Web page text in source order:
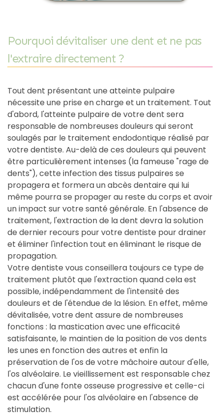
Pourquoi dévitaliser une dent et ne pas
l'extraire directement ?
Tout dent présentant une atteinte pulpaire
nécessite une prise en charge et un traitement. Tout
d'abord, l'atteinte pulpaire de votre dent sera
responsable de nombreuses douleurs qui seront
soulagés par le traitement endodontique réalisé par
votre dentiste. Au-delà de ces douleurs qui peuvent
être particulièrement intenses (la fameuse "rage de
dents"), cette infection des tissus pulpaires se
propagera et formera un abcès dentaire qui lui
même pourra se propager au reste du corps et avoir
un impact sur votre santé générale. En l'absence de
traitement, l'extraction de la dent devra la solution
de dernier recours pour votre dentiste pour drainer
et éliminer l'infection tout en éliminant le risque de
propagation.
Votre dentiste vous conseillera toujours ce type de
traitement plutôt que l'extraction quand cela est
possible, indépendamment de l'intensité des
douleurs et de l'étendue de la lésion. En effet, même
dévitalisée, votre dent assure de nombreuses
fonctions : la mastication avec une efficacité
satisfaisante, le maintien de la position de vos dents
les unes en fonction des autres et enfin la
préservation de l'os de votre mâchoire autour d'elle,
l'os alvéolaire. Le vieillissement est responsable chez
chacun d'une fonte osseuse progressive et celle-ci
est accélérée pour l'os alvéolaire en l'absence de
stimulation.